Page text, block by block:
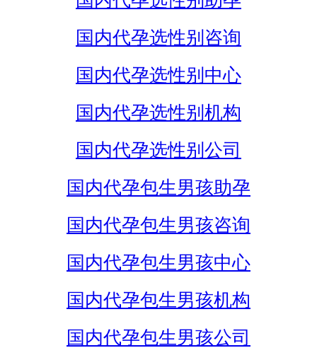
国内代孕选性别咨询
国内代孕选性别中心
国内代孕选性别机构
国内代孕选性别公司
国内代孕包生男孩助孕
国内代孕包生男孩咨询
国内代孕包生男孩中心
国内代孕包生男孩机构
国内代孕包生男孩公司